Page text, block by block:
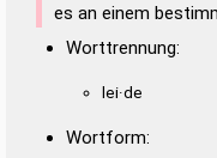
es an einem
Worttrennung:
lei·de
Wortform: